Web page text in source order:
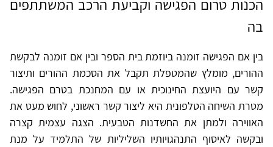
הכנות טרום הפגישה וקביעת הרכב המשתתפים
בה
בין אם הפגישה זומנה ביוזמת בית הספר ובין אם זומנה לבקשת
ההורים, מומלץ שהמטפלת תקבל את הסכמת ההורים ותיצור
קשר עם היועצת החינוכית או עם המחנכת בטרם הפגישה.
מטרת השיחה הטלפונית היא ליצור קשר ראשוני, לחוש מעט את
האווירה ולמתן את החשדנות הטבעית. הצגה עצמית קצרה
ובקשה לאיסוף התנהגויותיו השליליות של התלמיד על מנת